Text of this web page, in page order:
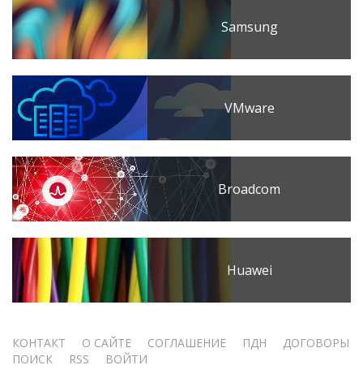
Samsung
VMware
Broadcom
Huawei
Меню
КОНТАКТ О САЙТЕ СОГЛАШЕНИЕ ПДН
ДОГОВОРЫ
ПОИСК
RSS ВОЙТИ